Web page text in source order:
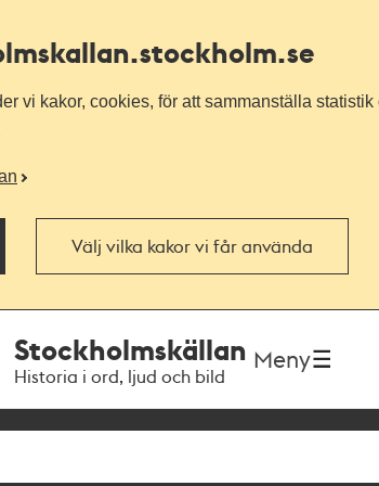
.stockholm.se
vi kakor, cookies, för att sammanställa
Välj vilka kakor vi får använda
Stockholmskällan
Historia i ord, ljud och bild
Meny